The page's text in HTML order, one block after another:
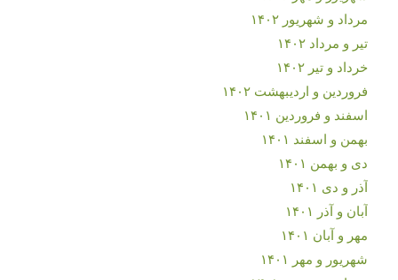
مرداد و شهریور ۱۴۰۲
تیر و مرداد ۱۴۰۲
خرداد و تیر ۱۴۰۲
فروردین و اردیبهشت ۱۴۰۲
اسفند و فروردین ۱۴۰۱
بهمن و اسفند ۱۴۰۱
دی و بهمن ۱۴۰۱
آذر و دی ۱۴۰۱
آبان و آذر ۱۴۰۱
مهر و آبان ۱۴۰۱
شهریور و مهر ۱۴۰۱